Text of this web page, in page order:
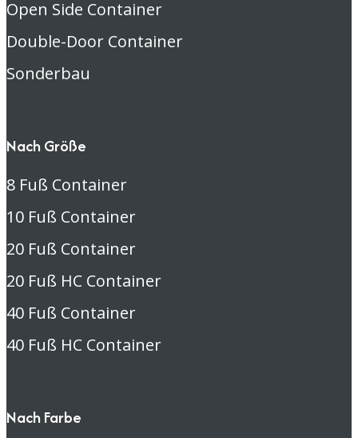
Open Side Container
Double-Door Container
Sonderbau
Nach Größe
8 Fuß Container
10 Fuß Container
20 Fuß Container
20 Fuß HC Container
40 Fuß Container
40 Fuß HC Container
Nach Farbe